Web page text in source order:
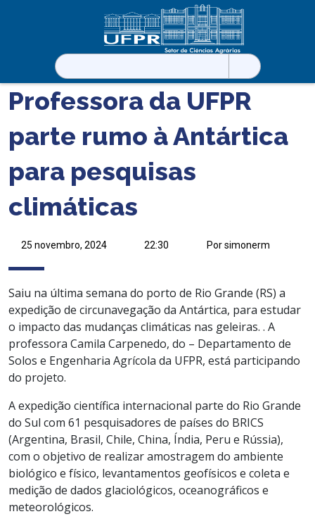
Pesquisar
por:
Professora da UFPR
parte rumo à Antártica
para pesquisas
climáticas
25 novembro, 2024 22:30 Por simonerm
Saiu na última semana do porto de Rio Grande (RS) a
expedição de circunavegação da Antártica, para estudar
o impacto das mudanças climáticas nas geleiras. . A
professora Camila Carpenedo, do – Departamento de
Solos e Engenharia Agrícola da UFPR, está participando
do projeto.
A expedição científica internacional parte do Rio Grande
do Sul com 61 pesquisadores de países do BRICS
(Argentina, Brasil, Chile, China, Índia, Peru e Rússia),
com o objetivo de realizar amostragem do ambiente
biológico e físico, levantamentos geofísicos e coleta e
medição de dados glaciológicos, oceanográficos e
meteorológicos.